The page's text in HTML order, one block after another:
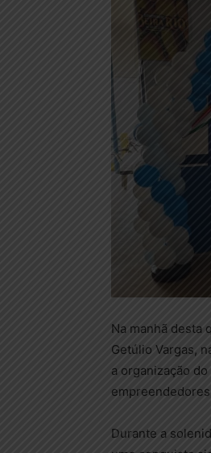
Na manhã desta
Getúlio Vargas,
a organização
Durante a